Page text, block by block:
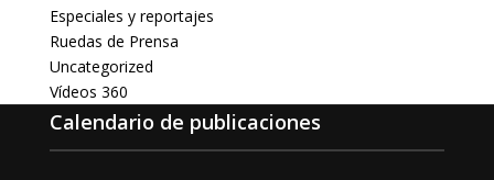
Especiales y reportajes
Ruedas de Prensa
Uncategorized
Vídeos 360
Calendario de publicaciones